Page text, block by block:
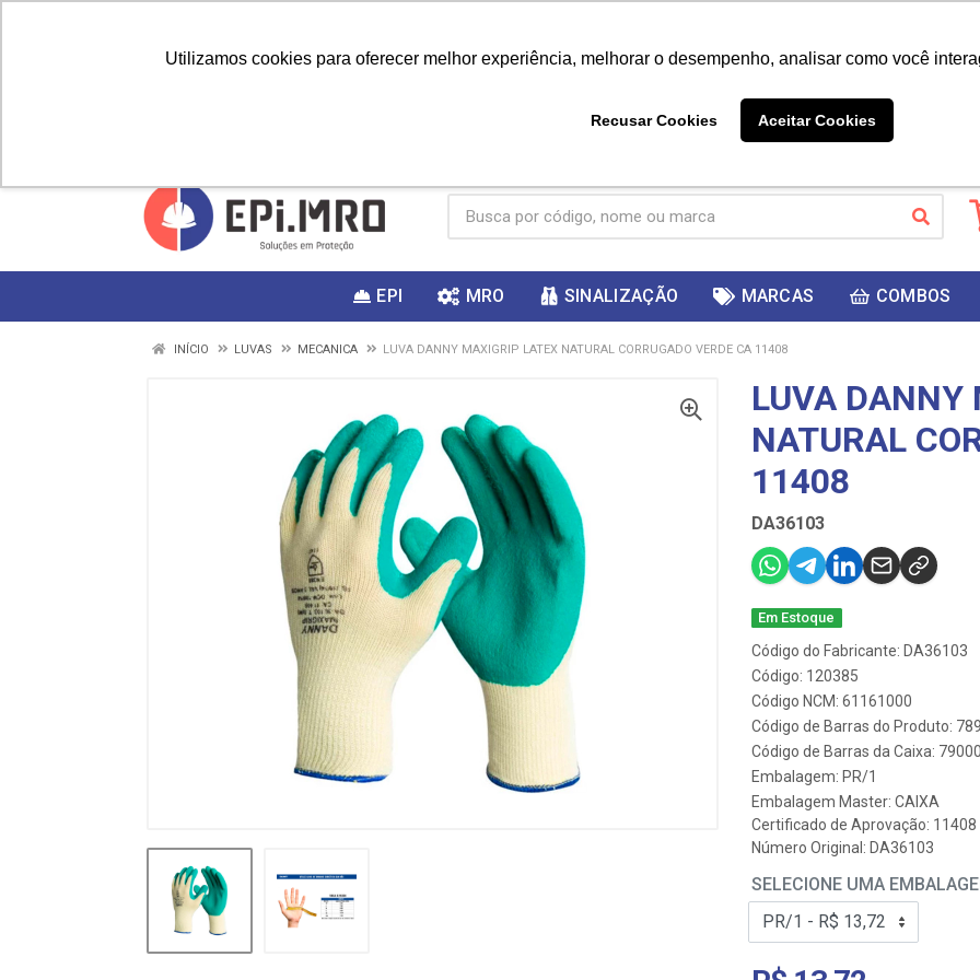
Utilizamos cookies para oferecer melhor experiência, melhorar o desempenho, analisar como você
Recusar Cookies Aceitar Cookies
ganhar
EPI MRO SINALIZAÇÃO MARCAS COMBOS
INÍCIO LUVAS MECANICA LUVA DANNY MAXIGRIP LATEX NATURAL CORRUGADO VERDE CA 11408
LUVA DANNY
NATURAL
11408
DA36103
Em Estoque
Código do Fabricante: DA36103
Código: 120385
Código NCM: 61161000
Código de Barras do Produto:
Código de Barras da Caixa:
Embalagem: PR/1
Embalagem Master: CAIXA
Certificado de Aprovação: 11408
Número Original: DA36103
SELECIONE UMA